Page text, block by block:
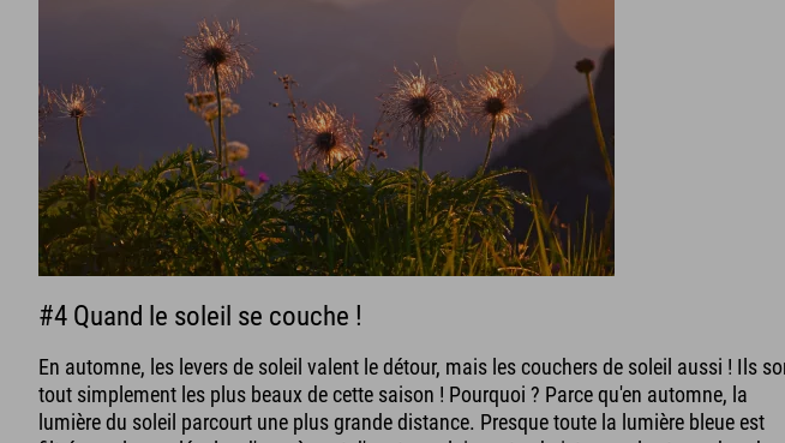
#4 Quand le soleil se couche !
En automne, les levers de soleil valent le détour, mais les couchers de soleil aussi ! Ils
tout simplement les plus beaux de cette saison ! Pourquoi ? Parce qu'en automne, la
lumière du soleil parcourt une plus grande distance. Presque toute la lumière bleue est